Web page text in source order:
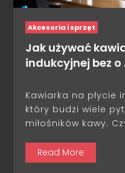
Akcesoria i sprzęt
Jak używać
indukcyjnej bez o
Kawiarka na płycie
który budzi wiele
miłośników kawy.
Read More